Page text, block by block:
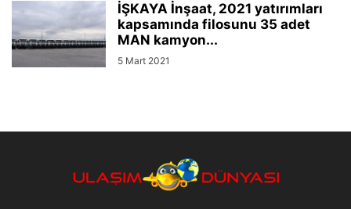
İŞKAYA İnşaat, 2021 yatırımları
kapsamında filosunu 35 adet
MAN kamyon...
5 Mart 2021